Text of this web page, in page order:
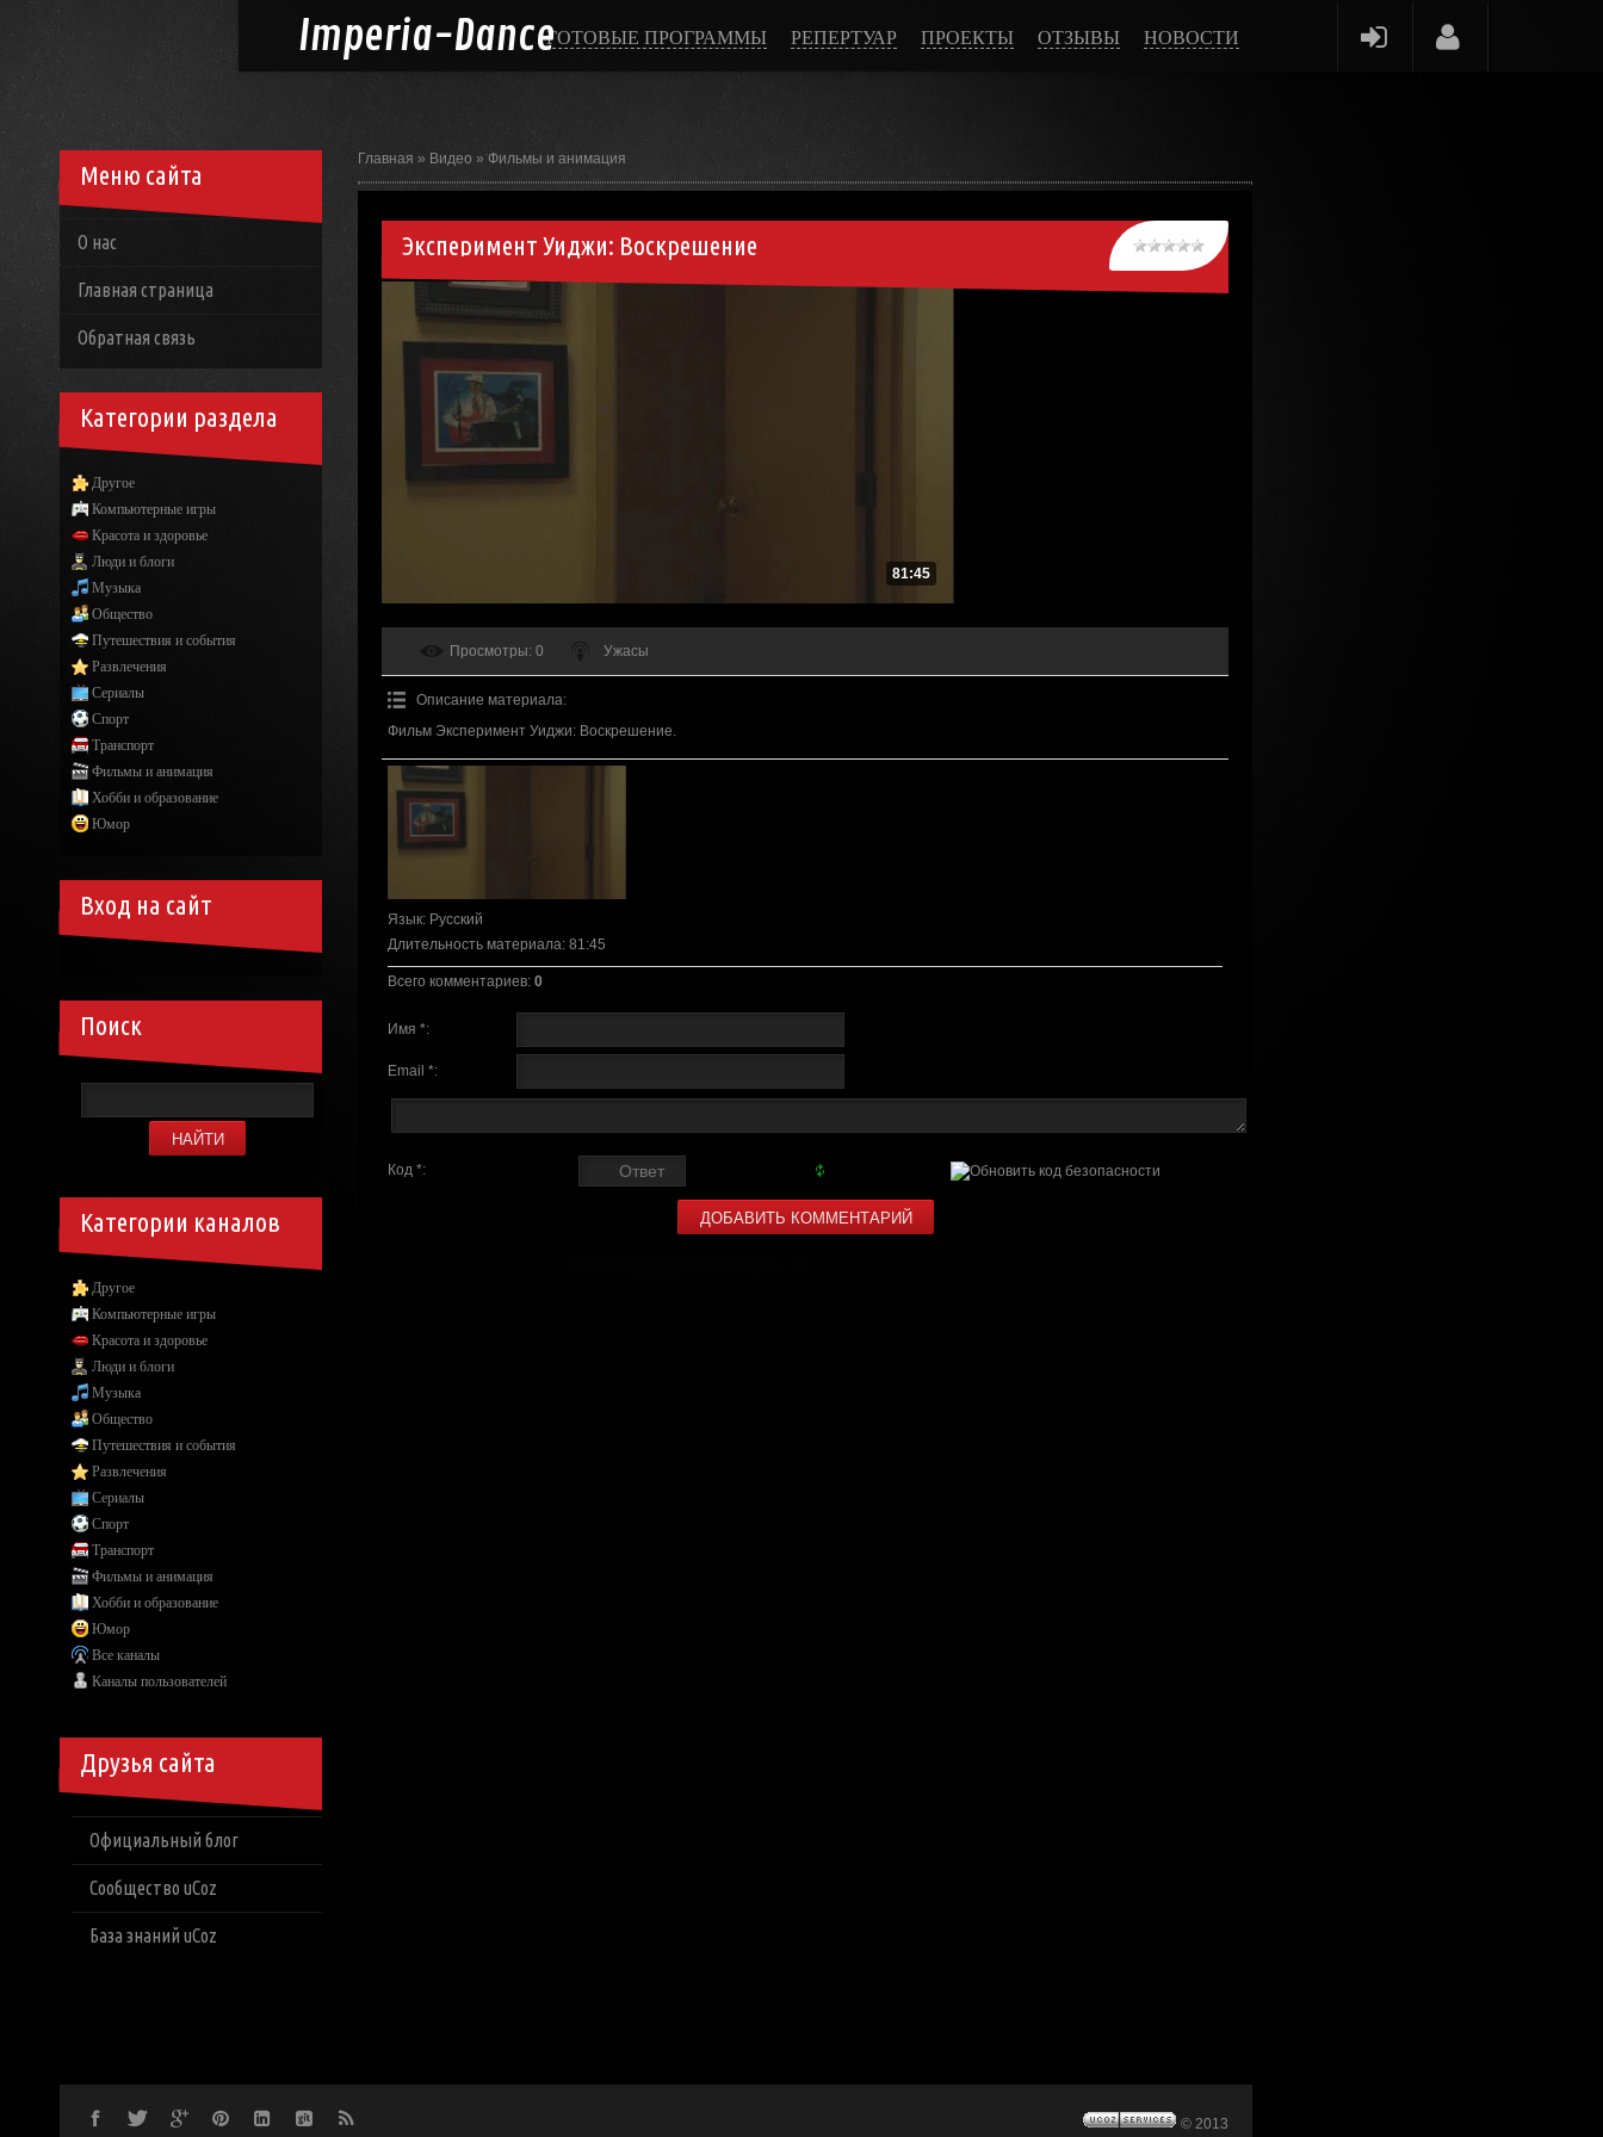
Imperia-DanceГОТОВЫЕ ПРОГРАММЫ РЕПЕРТУАР ПРОЕКТЫ ОТЗЫВЫ НОВОСТИ
Главная » Видео » Фильмы и анимация
Эксперимент Уиджи: Воскрешение
81:45
Просмотры: 0 Ужасы
Описание материала:
Фильм Эксперимент Уиджи: Воскрешение.
Язык: Русский
Длительность материала: 81:45
Всего комментариев: 0
Имя *:
Email *:
Код *:
Меню сайта
О нас
Главная страница
Обратная связь
Категории раздела
Другое
Компьютерные игры
Красота и здоровье
Люди и блоги
Музыка
Общество
Путешествия и события
Развлечения
Сериалы
Спорт
Транспорт
Фильмы и анимация
Хобби и образование
Юмор
Вход на сайт
Поиск
Категории каналов
Другое
Компьютерные игры
Красота и здоровье
Люди и блоги
Музыка
Общество
Путешествия и события
Развлечения
Сериалы
Спорт
Транспорт
Фильмы и анимация
Хобби и образование
Юмор
Все каналы
Каналы пользователей
Друзья сайта
Официальный блог
Сообщество uCoz
База знаний uCoz
© 2013